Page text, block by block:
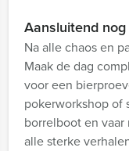
Aansluitend
Na alle chaos en
Maak de dag
voor een
pokerworkshop of
borrelboot en
alle sterke